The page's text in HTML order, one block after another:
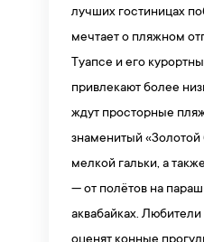
лучших гостиницах
мечтает о пляжном
Туапсе и его
привлекают более
ждут просторные
знаменитый «Золотой
мелкой гальки, а
— от полётов на
аквабайках. Любители